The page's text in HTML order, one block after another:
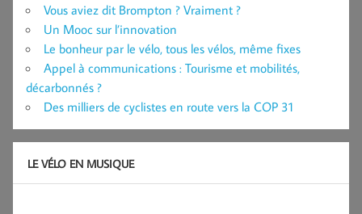
Vous aviez dit Brompton ? Vraiment ?
Un Mooc sur l’innovation
Le bonheur par le vélo, tous les vélos, même fixes
Appel à communications : Tourisme et mobilités,
décarbonnés ?
Des milliers de cyclistes en route vers la COP 31
LE VÉLO EN MUSIQUE